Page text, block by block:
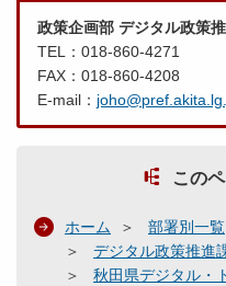
政策企画部 デジタル政策
TEL：018-860-4271
FAX：018-860-4208
E-mail：
この
ホーム 部署別一覧
デジタル政策推進
秋田県デジタル・